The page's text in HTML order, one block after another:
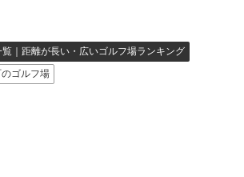
｜距離が長い・広いゴルフ場ランキング
ゴルフ場